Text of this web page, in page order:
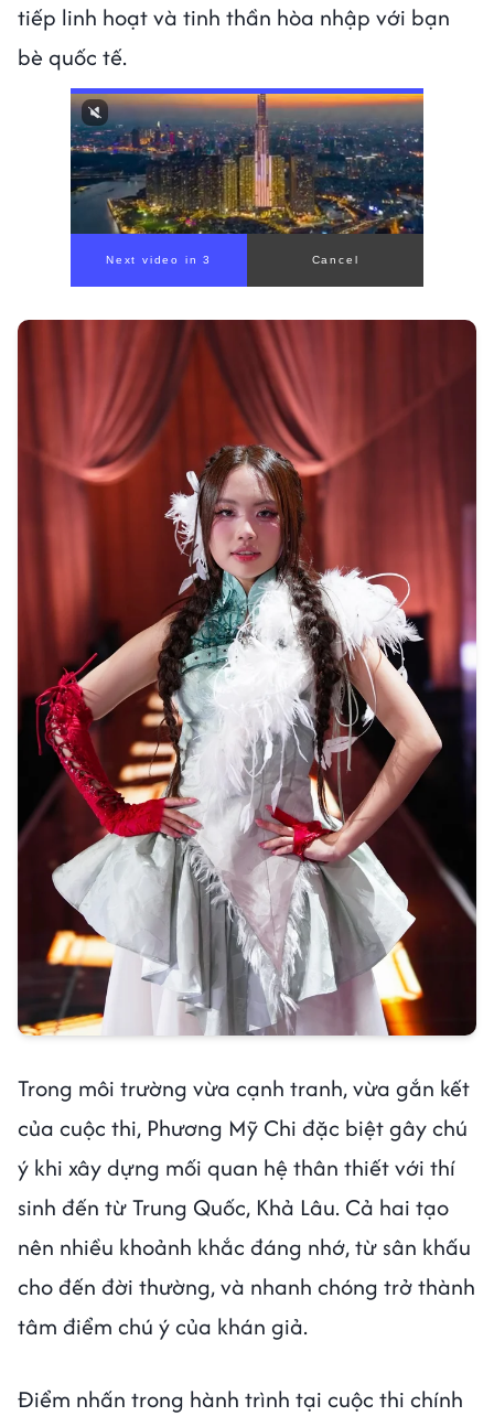
tiếp linh hoạt và tinh thần hòa nhập với bạn
bè quốc tế.
Trong môi trường vừa cạnh tranh, vừa gắn kết
của cuộc thi, Phương Mỹ Chi đặc biệt gây chú
ý khi xây dựng mối quan hệ thân thiết với thí
sinh đến từ Trung Quốc, Khả Lâu. Cả hai tạo
nên nhiều khoảnh khắc đáng nhớ, từ sân khấu
cho đến đời thường, và nhanh chóng trở thành
tâm điểm chú ý của khán giả.
Điểm nhấn trong hành trình tại cuộc thi chính